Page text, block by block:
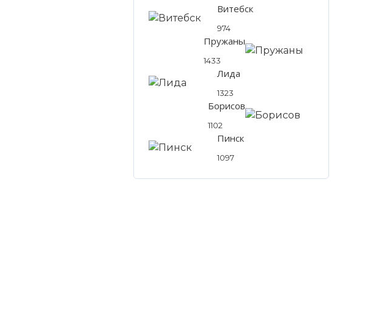
Витебск
974
Пружаны
1433
Лида
1323
Борисов
1102
Пинск
1097